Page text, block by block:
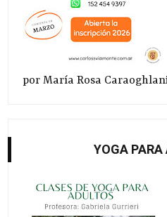
por María Rosa
YOGA PARA